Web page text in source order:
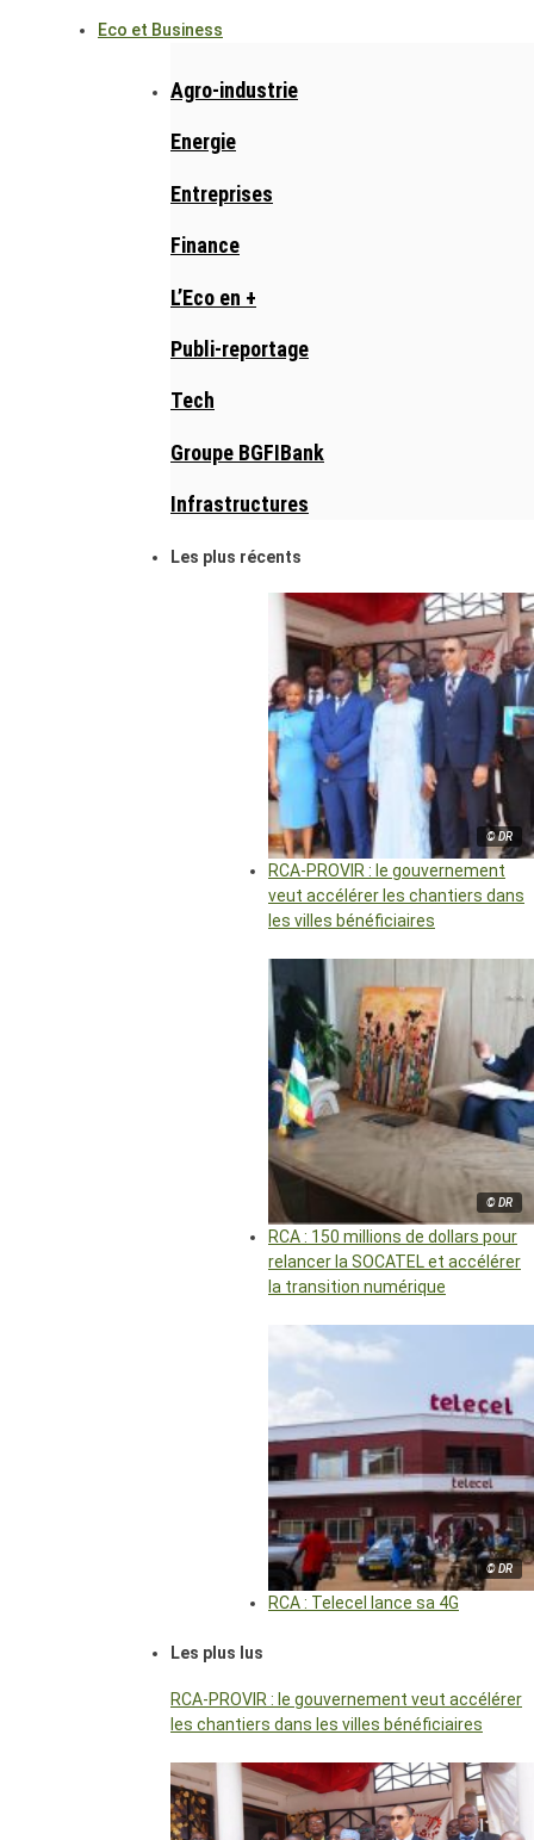
Eco et Business
Agro-industrie
Energie
Entreprises
Finance
L’Eco en +
Publi-reportage
Tech
Groupe BGFIBank
Infrastructures
Les plus récents
© DR
RCA-PROVIR : le gouvernement
veut accélérer les chantiers dans
les villes bénéficiaires
© DR
RCA : 150 millions de dollars pour
relancer la SOCATEL et accélérer
la transition numérique
© DR
RCA : Telecel lance sa 4G
Les plus lus
RCA-PROVIR : le gouvernement veut accélérer
les chantiers dans les villes bénéficiaires